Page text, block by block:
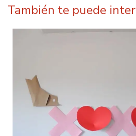
También te puede